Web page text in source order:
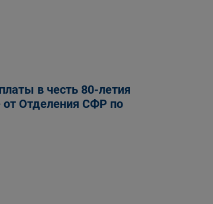
в честь 80-летия
от Отделения СФР по